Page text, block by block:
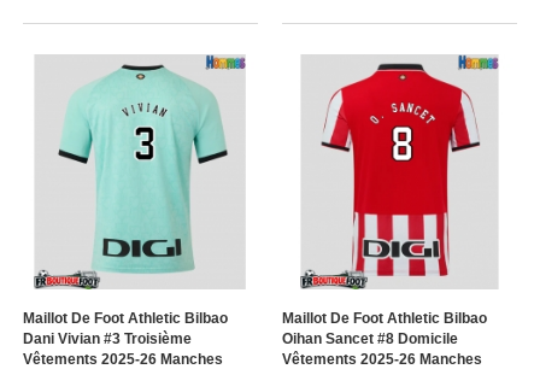
Maillot De Foot Athletic Bilbao
Dani Vivian #3 Troisième
Vêtements 2025-26 Manches
Maillot De Foot Athletic Bilbao
Oihan Sancet #8 Domicile
Vêtements 2025-26 Manches